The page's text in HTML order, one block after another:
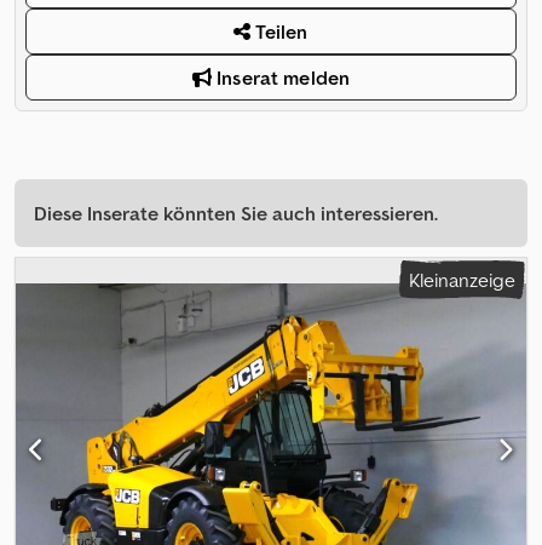
Teilen
Inserat melden
Diese Inserate könnten Sie auch interessieren.
Kleinanzeige